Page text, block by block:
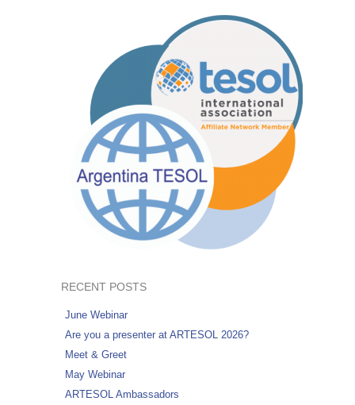
RECENT POSTS
June Webinar
Are you a presenter at ARTESOL 2026?
Meet & Greet
May Webinar
ARTESOL Ambassadors